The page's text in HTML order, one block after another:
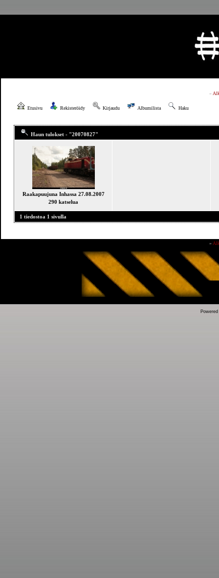
»
Etusivu Rekisteröidy Kirjaudu Albumilista Haku
Haun tulokset - "20070827"
Raakapuujuna Inhassa 27.08.2007
290 katselua
1 tiedostoa 1 sivulla
»